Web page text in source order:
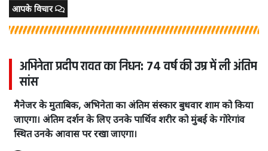
आपके विचार
अभिनेता प्रदीप रावत का निधन: 74 वर्ष की उम्र में ली अंतिम
सांस
मैनेजर के मुताबिक, अभिनेता का अंतिम संस्कार बुधवार शाम को किया
जाएगा। अंतिम दर्शन के लिए उनके पार्थिव शरीर को मुंबई के गोरेगांव
स्थित उनके आवास पर रखा जाएगा।